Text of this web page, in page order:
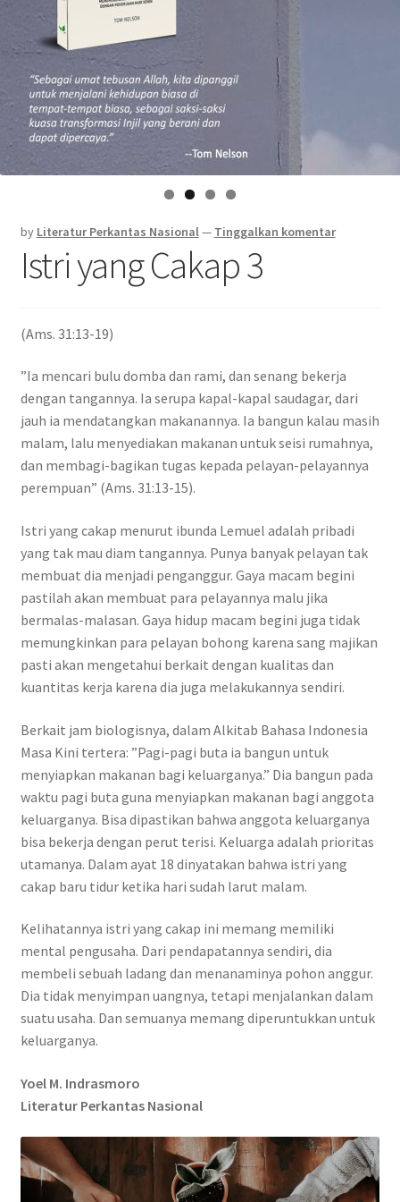
by Literatur Perkantas Nasional— Tinggalkan komentar
Istri yang Cakap 3
(Ams. 31:13-19)
”Ia mencari bulu domba dan rami, dan senang bekerja
dengan tangannya. Ia serupa kapal-kapal saudagar, dari
jauh ia mendatangkan makanannya. Ia bangun kalau masih
malam, lalu menyediakan makanan untuk seisi rumahnya,
dan membagi-bagikan tugas kepada pelayan-pelayannya
perempuan” (Ams. 31:13-15).
Istri yang cakap menurut ibunda Lemuel adalah pribadi
yang tak mau diam tangannya. Punya banyak pelayan tak
membuat dia menjadi penganggur. Gaya macam begini
pastilah akan membuat para pelayannya malu jika
bermalas-malasan. Gaya hidup macam begini juga tidak
memungkinkan para pelayan bohong karena sang majikan
pasti akan mengetahui berkait dengan kualitas dan
kuantitas kerja karena dia juga melakukannya sendiri.
Berkait jam biologisnya, dalam Alkitab Bahasa Indonesia
Masa Kini tertera: ”Pagi-pagi buta ia bangun untuk
menyiapkan makanan bagi keluarganya.” Dia bangun pada
waktu pagi buta guna menyiapkan makanan bagi anggota
keluarganya. Bisa dipastikan bahwa anggota keluarganya
bisa bekerja dengan perut terisi. Keluarga adalah prioritas
utamanya. Dalam ayat 18 dinyatakan bahwa istri yang
cakap baru tidur ketika hari sudah larut malam.
Kelihatannya istri yang cakap ini memang memiliki
mental pengusaha. Dari pendapatannya sendiri, dia
membeli sebuah ladang dan menanaminya pohon anggur.
Dia tidak menyimpan uangnya, tetapi menjalankan dalam
suatu usaha. Dan semuanya memang diperuntukkan untuk
keluarganya.
Yoel M. Indrasmoro
Literatur Perkantas Nasional